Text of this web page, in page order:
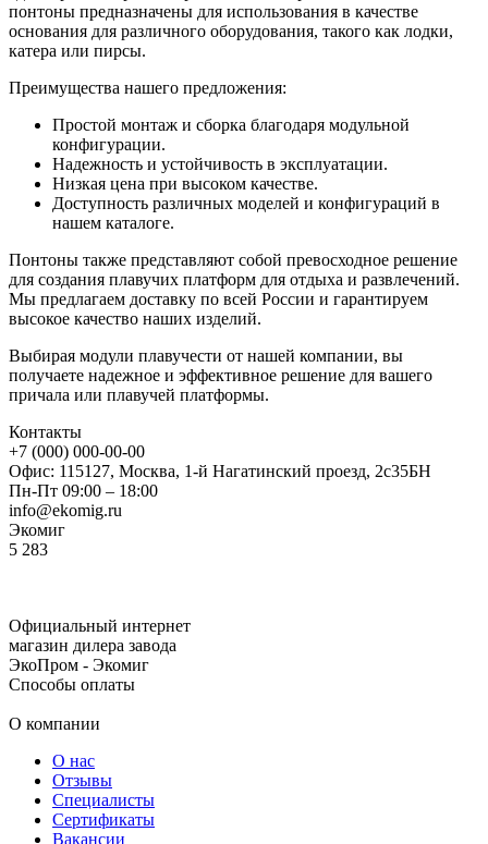
понтоны предназначены для использования в качестве
основания для различного оборудования, такого как лодки,
катера или пирсы.
Преимущества нашего предложения:
Простой монтаж и сборка благодаря модульной
конфигурации.
Надежность и устойчивость в эксплуатации.
Низкая цена при высоком качестве.
Доступность различных моделей и конфигураций в
нашем каталоге.
Понтоны также представляют собой превосходное решение
для создания плавучих платформ для отдыха и развлечений.
Мы предлагаем доставку по всей России и гарантируем
высокое качество наших изделий.
Выбирая модули плавучести от нашей компании, вы
получаете надежное и эффективное решение для вашего
причала или плавучей платформы.
Контакты
+7 (000) 000-00-00
Офис: 115127, Москва, 1-й Нагатинский проезд, 2с35БН
Пн-Пт 09:00 – 18:00
info@ekomig.ru
Экомиг
5 283
Официальный интернет
магазин дилера завода
ЭкоПром - Экомиг
Способы оплаты
О компании
О нас
Отзывы
Специалисты
Сертификаты
Вакансии